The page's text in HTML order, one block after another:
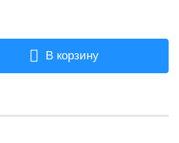
В корзину